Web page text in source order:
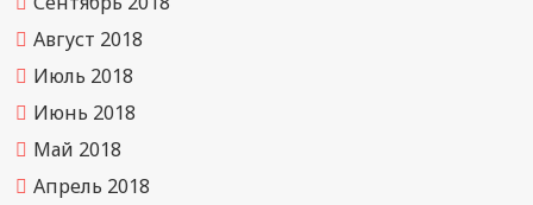
Август 2018
Июль 2018
Июнь 2018
Май 2018
Апрель 2018